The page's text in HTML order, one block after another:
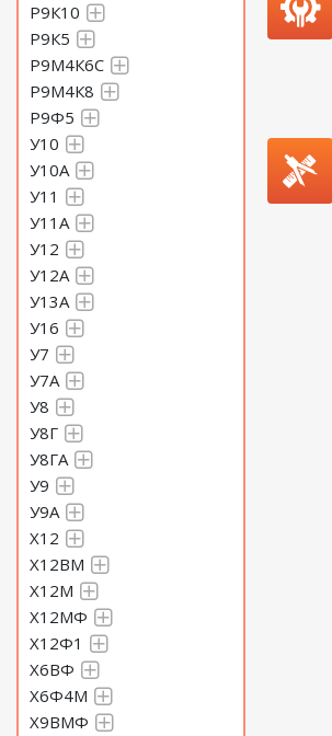
Р9К10
Р9К5
Р9М4К6С
Р9М4К8
Р9Ф5
У10
У10А
У11
У11А
У12
У12А
У13А
У16
У7
У7А
У8
У8Г
У8ГА
У9
У9А
Х12
Х12ВМ
Х12М
Х12МФ
Х12Ф1
Х6ВФ
Х6Ф4М
Х9ВМФ